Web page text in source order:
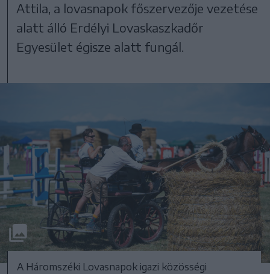
Attila, a lovasnapok főszervezője vezetése
alatt álló Erdélyi Lovaskaszkadőr
Egyesület égisze alatt fungál.
A Háromszéki Lovasnapok igazi közösségi